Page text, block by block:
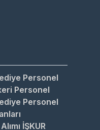
Personel
Personel
Personel
İŞKUR